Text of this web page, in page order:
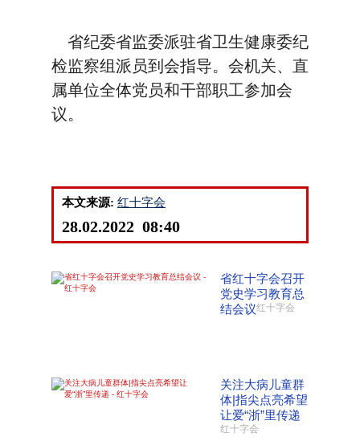
省纪委省监委派驻省卫生健康委纪
检监察组派员到会指导。会机关、直
属单位全体党员和干部职工参加会
议。
本文来源: 红十字会
28.02.2022 08:40
省红十字会召开
党史学习教育总
结会议红十字会
关注大病儿童群
体|指尖点亮希望
让爱“浙”里传递
红十字会